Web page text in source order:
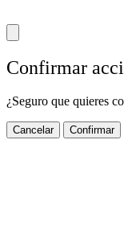
Confirmar
¿Seguro que quieres
Cancelar Confirmar